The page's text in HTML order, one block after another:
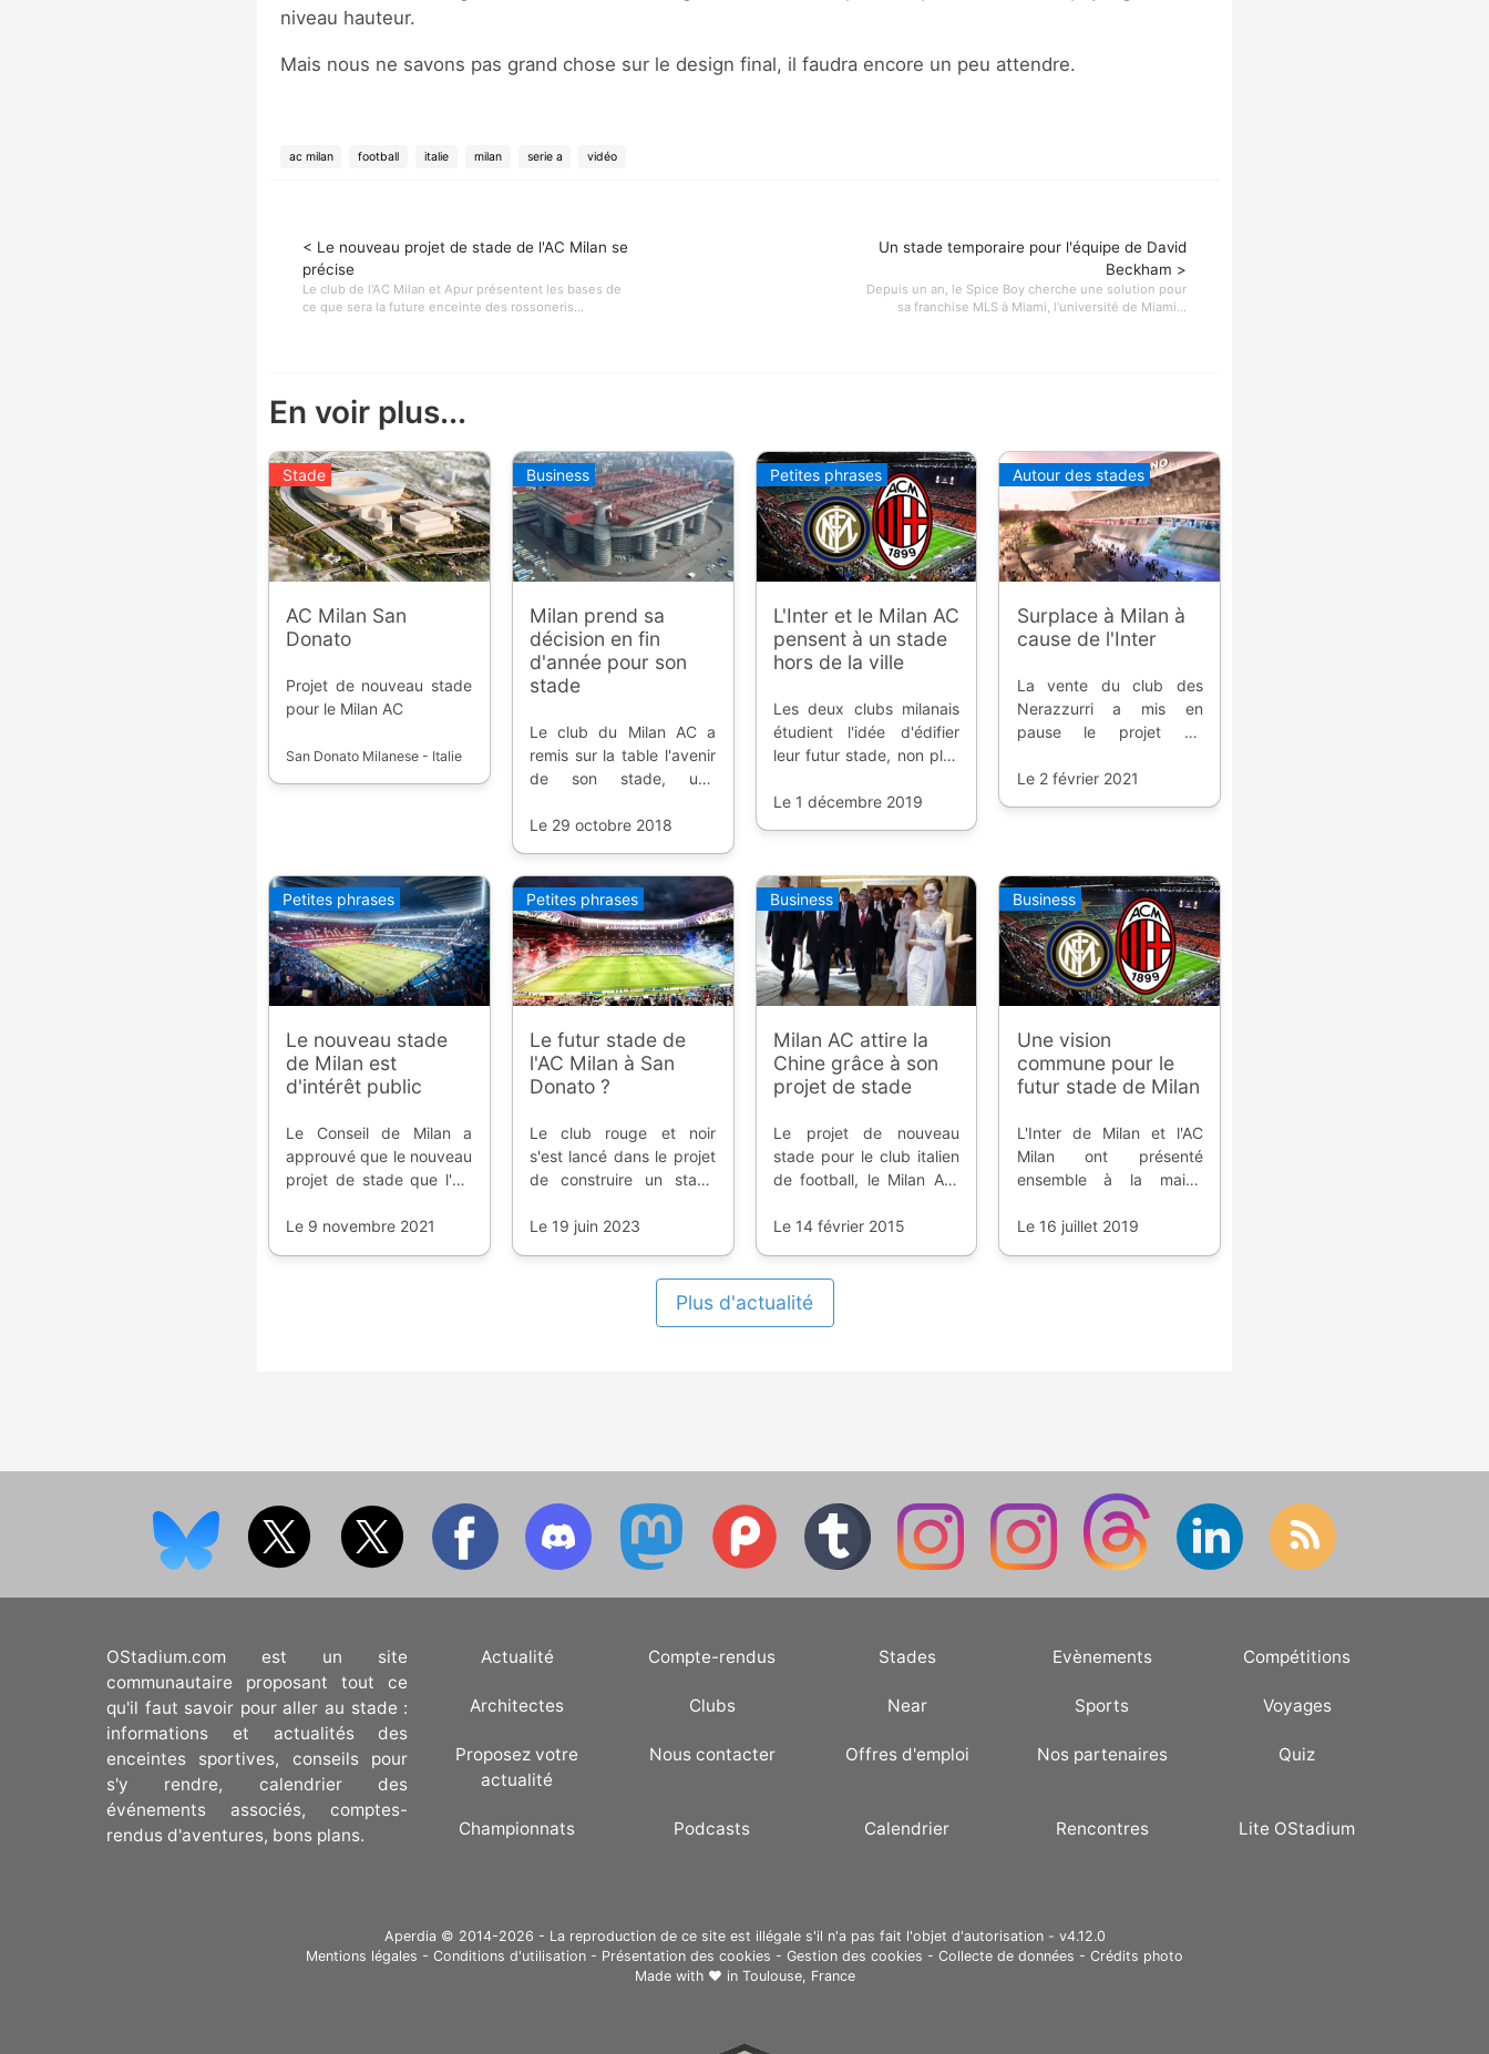
niveau hauteur.
Mais nous ne savons pas grand chose sur le design final, il faudra encore un peu attendre.
ac milan football italie milan serie a vidéo
< Le nouveau projet de stade de l'AC Milan se
précise
Le club de l'AC Milan et Apur présentent les bases de
ce que sera la future enceinte des rossoneris...
Un stade temporaire pour l'équipe de David
Beckham >
Depuis un an, le Spice Boy cherche une solution pour
sa franchise MLS à Miami, l'université de Miami...
En voir plus...
Stade
AC Milan San
Donato
Projet de nouveau stade
pour le Milan AC
San Donato Milanese - Italie
Business
Milan prend sa
décision en fin
d'année pour son
stade
Le club du Milan AC a
remis sur la table l'avenir
de son stade, une
dévoilée d'ici la fin de
Le 29 octobre 2018
Petites phrases
L'Inter et le Milan AC
pensent à un stade
hors de la ville
Les deux clubs milanais
étudient l'idée d'édifier
leur futur stade, non plus
nord est de la ville.
Le 1 décembre 2019
Autour des stades
Surplace à Milan à
cause de l'Inter
La vente du club des
Nerazzurri a mis en
pause le projet de
Lombardi, mais ce n'est
Le 2 février 2021
Petites phrases
Le nouveau stade
de Milan est
d'intérêt public
Le Conseil de Milan a
approuvé que le nouveau
projet de stade que l'AC
réaliser soit d'intérêt
Le 9 novembre 2021
Petites phrases
Le futur stade de
l'AC Milan à San
Donato ?
Le club rouge et noir
s'est lancé dans le projet
de construire un stade
maintenant le problème
Le 19 juin 2023
Business
Milan AC attire la
Chine grâce à son
projet de stade
Le projet de nouveau
stade pour le club italien
de football, le Milan AC,
l'Extrême-Orient ; comme
retrouver un second
Le 14 février 2015
Business
Une vision
commune pour le
futur stade de Milan
L'Inter de Milan et l'AC
Milan ont présenté
ensemble à la mairie
faisabilité d'un projet de
Le 16 juillet 2019
Plus d'actualité
OStadium.com est un site
communautaire proposant tout ce
qu'il faut savoir pour aller au stade :
informations et actualités des
enceintes sportives, conseils pour
s'y rendre, calendrier des
événements associés, comptes-
rendus d'aventures, bons plans.
Actualité Compte-rendus Stades Evènements Compétitions
Architectes Clubs Near Sports Voyages
Proposez votre
actualité
Nous contacter Offres d'emploi Nos partenaires Quiz
Championnats Podcasts Calendrier Rencontres Lite OStadium
Aperdia © 2014-2026 - La reproduction de ce site est illégale s'il n'a pas fait l'objet d'autorisation - v4.12.0
Mentions légales - Conditions d'utilisation - Présentation des cookies - Gestion des cookies - Collecte de données - Crédits photo
Made with ❤ in Toulouse, France